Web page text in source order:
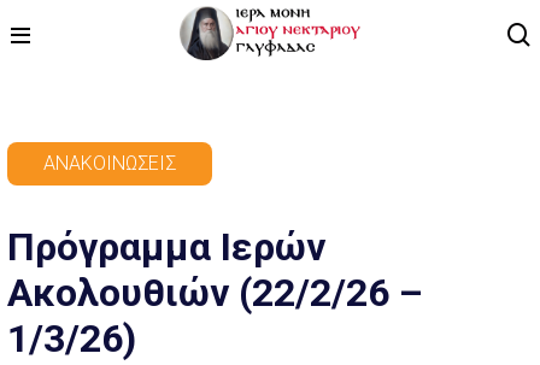
ΒΙΝΤΕΟ
ΑΡΘΡΟΓΡΑΦΙΑ
ΑΝΑΚΟΙΝΏΣΕΙΣ
Πρόγραμμα Ιερών
Ακολουθιών (22/2/26 –
1/3/26)